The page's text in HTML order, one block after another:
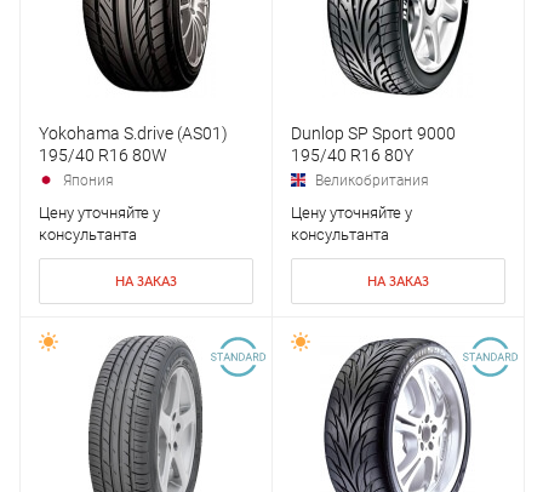
Yokohama S.drive (AS01)
195/40 R16 80W
Япония
Цену уточняйте у
консультанта
НА ЗАКАЗ
Dunlop SP Sport 9000
195/40 R16 80Y
Великобритания
Цену уточняйте у
консультанта
НА ЗАКАЗ